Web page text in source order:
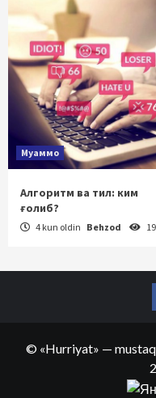
Муаммо
Алгоритм ва тил: ким
ғолиб?
4 kun oldin Behzod
© «Hurriyat» —